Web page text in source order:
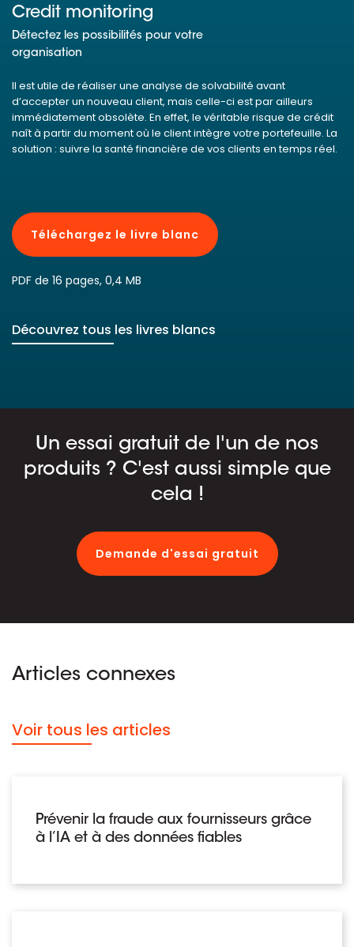
Credit monitoring
Détectez les possibilités pour votre
organisation
Il est utile de réaliser une analyse de solvabilité avant
d’accepter un nouveau client, mais celle-ci est par ailleurs
immédiatement obsolète. En effet, le véritable risque de crédit
naît à partir du moment où le client intègre votre portefeuille. La
solution : suivre la santé financière de vos clients en temps réel.
Téléchargez le livre blanc
PDF de 16 pages, 0,4 MB
Découvrez tous les livres blancs
Un essai gratuit de l'un de nos
produits ? C'est aussi simple que
cela !
Demande d'essai gratuit
Articles connexes
Voir tous les articles
Prévenir la fraude aux fournisseurs grâce
à l’IA et à des données fiables